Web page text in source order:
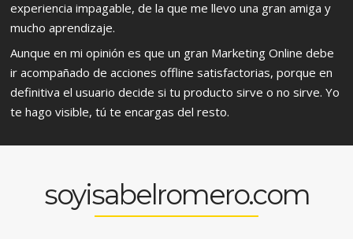
experiencia impagable, de la que me llevo una gran amiga y
mucho aprendizaje.
Aunque en mi opinión es que un gran Marketing Online debe
ir acompañado de acciones offline satisfactorias, porque en
definitiva el usuario decide si tu producto sirve o no sirve. Yo
te hago visible, tú te encargas del resto.
soyisabelromero.com